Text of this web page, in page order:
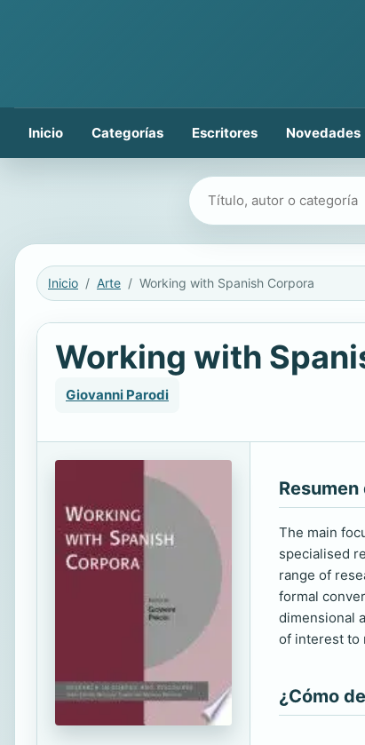
Inicio Categorías Escritores Novedades
Buscar libros
Inicio Arte Working with Spanish Corpora
Working with
Giovanni Parodi
The main
specialised
range of
formal
dimensional
of interest to
¿Cómo